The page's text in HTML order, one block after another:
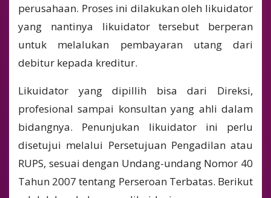
perusahaan. Proses ini dilakukan oleh likuidator
yang nantinya likuidator tersebut berperan
untuk melalukan pembayaran utang dari
debitur kepada kreditur.
Likuidator yang dipillih bisa dari Direksi,
profesional sampai konsultan yang ahli dalam
bidangnya. Penunjukan likuidator ini perlu
disetujui melalui Persetujuan Pengadilan atau
RUPS, sesuai dengan Undang-undang Nomor 40
Tahun 2007 tentang Perseroan Terbatas. Berikut